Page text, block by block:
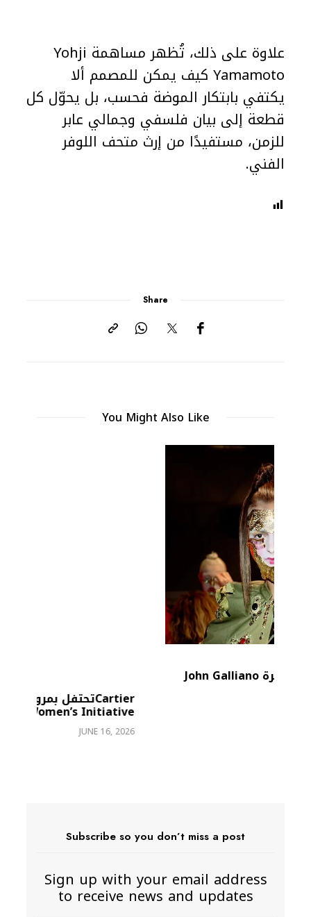
علاوة على ذلك، تُظهر مساهمة Yohji
Yamamoto كيف يمكن للمصمم ألا
يكتفي بابتكار الموضة فحسب، بل يحوّل كل
قطعة إلى بيان فلسفي وجمالي عابر
للزمن، مستفيدًا من إرث متحف اللوفر
الفني.
Share
You Might Also Like
Women’s Initiative
Subscribe so you don’t miss a post
Sign up with your email address
to receive news and updates